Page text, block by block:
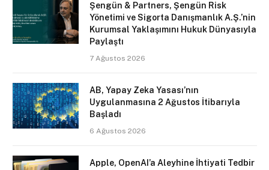
Şengün & Partners, Şengün Risk
Yönetimi ve Sigorta Danışmanlık A.Ş.’nin
Kurumsal Yaklaşımını Hukuk Dünyasıyla
Paylaştı
7 Ağustos 2026
AB, Yapay Zeka Yasası’nın
Uygulanmasına 2 Ağustos İtibarıyla
Başladı
6 Ağustos 2026
Apple, OpenAI’a Aleyhine İhtiyati Tedbir